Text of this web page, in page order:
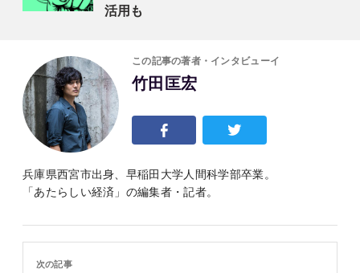
活用も
この記事の著者・インタビューイ
竹田匡宏
兵庫県西宮市出身、早稲田大学人間科学部卒業。
「あたらしい経済」の編集者・記者。
次の記事